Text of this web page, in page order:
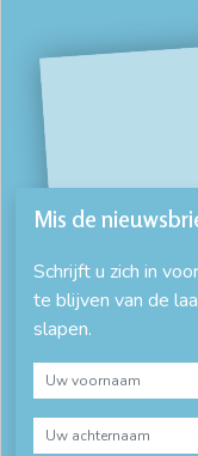
Mis de
Schrijft u zich in
te blijven van de
slapen.